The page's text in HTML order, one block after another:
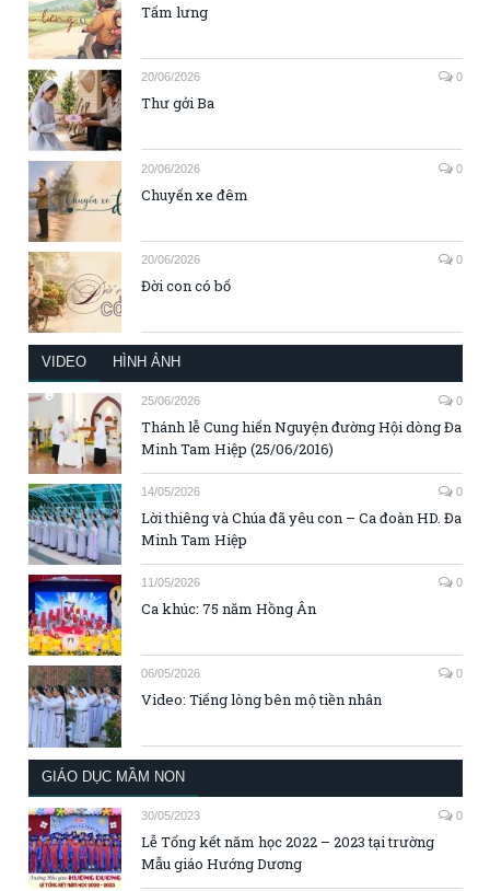
Tấm lưng
20/06/2026 0
Thư gởi Ba
20/06/2026 0
Chuyến xe đêm
20/06/2026 0
Đời con có bố
VIDEO HÌNH ẢNH
25/06/2026 0
Thánh lễ Cung hiến Nguyện đường Hội dòng Đa
Minh Tam Hiệp (25/06/2016)
14/05/2026 0
Lời thiêng và Chúa đã yêu con – Ca đoàn HD. Đa
Minh Tam Hiệp
11/05/2026 0
Ca khúc: 75 năm Hồng Ân
06/05/2026 0
Video: Tiếng lòng bên mộ tiền nhân
GIÁO DỤC MẦM NON
30/05/2023 0
Lễ Tổng kết năm học 2022 – 2023 tại trường
Mẫu giáo Hướng Dương